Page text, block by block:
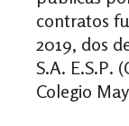
contratos
2019, dos
S.A. E.S.P.
Colegio